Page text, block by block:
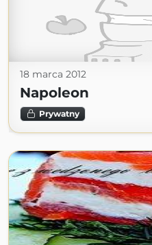
18 marca 2012
Napoleon
Prywatny